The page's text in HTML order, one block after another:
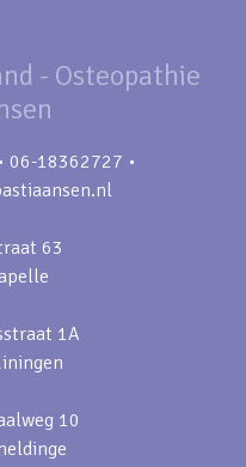
- Osteopathie
06-18362727 •
63
1A
10